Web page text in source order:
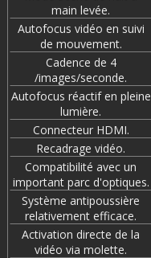
main levée.
Autofocus vidéo en suivi
de mouvement.
Cadence de 4
/images/seconde.
Autofocus réactif en pleine
lumière.
Connecteur HDMI.
Recadrage vidéo.
Compatibilité avec un
important parc d'optiques.
Système antipoussière
relativement efficace.
Activation directe de la
vidéo via molette.